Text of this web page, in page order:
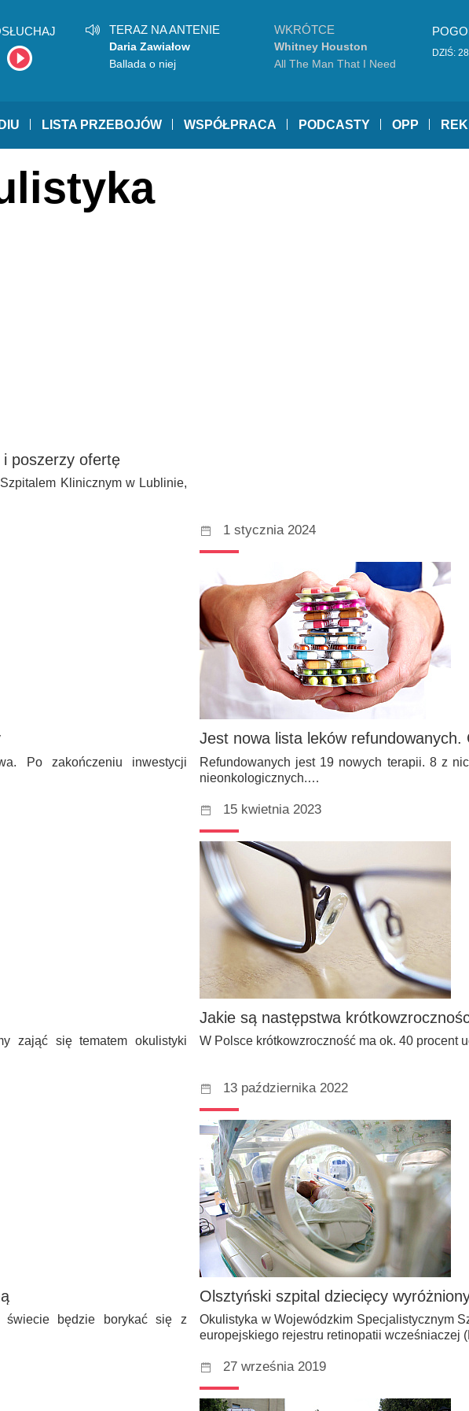
TERAZ NA ANTENIE
Daria Zawiałow
Ballada o niej
WKRÓTCE
Whitney Houston
All The Man That I Need
DZIŚ:
LISTA PRZEBOJÓW WSPÓŁPRACA PODCASTY OPP
i poszerzy ofertę
Klinicznym w Lublinie,
Po zakończeniu inwestycji
1 stycznia 2024
Jest nowa lista leków refundowanych.
Refundowanych jest 19 nowych terapii. 8 z
nieonkologicznych.…
zająć się tematem okulistyki
15 kwietnia 2023
Jakie są następstwa
W Polsce krótkowzroczność ma ok. 40 procent
będzie borykać się z
13 października 2022
Olsztyński szpital dziecięcy
Okulistyka w Wojewódzkim Specjalistycznym
europejskiego rejestru retinopatii wcześniaczej
27 września 2019